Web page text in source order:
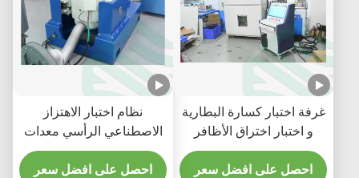
غرفة اختبار كسارة البطارية
و اختبار اختراق الأظافر
معدات اختبار سلامة
البطارية 300kN
احصل على افضل سعر
نظام اختبار الاهتزاز
الاصطناعي الرأسي معدات
اختبار بطارية الكهرباء
احصل على افضل سعر